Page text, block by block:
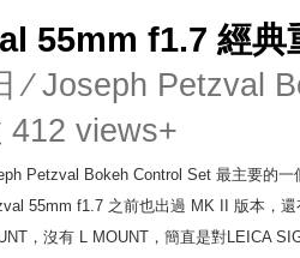
55mm f1.7 經典
⁄Joseph Petzval
412 views+
Petzval Bokeh Control Set 最主要的
55mm f1.7 之前也出過 MK II 版本，
，沒有 L MOUNT，簡直是對LEICA